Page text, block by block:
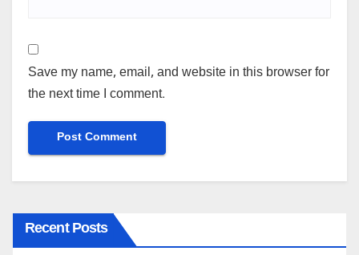
Save my name, email, and website in this browser for
the next time I comment.
Recent Posts